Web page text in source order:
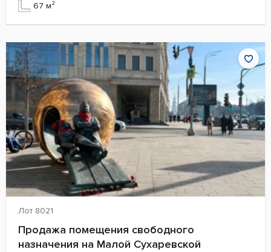
67 м²
Лот 8021
Продажа помещения свободного
назначения на Малой Сухаревской